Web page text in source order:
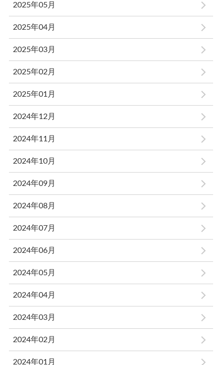
2025年05月
2025年04月
2025年03月
2025年02月
2025年01月
2024年12月
2024年11月
2024年10月
2024年09月
2024年08月
2024年07月
2024年06月
2024年05月
2024年04月
2024年03月
2024年02月
2024年01月